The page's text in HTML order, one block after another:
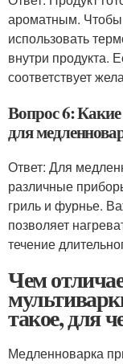
ароматным. Чтобы
использовать
внутри продукта.
соответствует
Вопрос 6:
для
Ответ: Для
различные
гриль и фурнье.
позволяет
течение
Чем
такое, для
Медленноварка